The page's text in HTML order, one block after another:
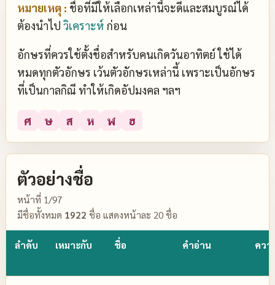
หมายเหตุ : ชื่อที่มีให้เลือกเหล่านี้จะดีและสมบูรณ์ได้
ต้องนำไป วิเคราะห์ ก่อน
อักษรที่ควรใช้ตั้งชื่อสำหรับคนเกิดวันอาทิตย์ ใช้ได้
หมดทุกตัวอักษร เว้นตัวอักษรเหล่านี้ เพราะเป็นอักษร
ที่เป็นกาลกิณี ทำให้เกิดอัปมงคล ฯลฯ
ศ ษ ส ห ฬ ฮ
ตัวอย่างชื่อ
หน้าที่ 1/97
มีชื่อทั้งหมด 1922 ชื่อ แสดงหน้าละ 20 ชื่อ
ลำดับ เหมาะกับ ชื่อ คำอ่าน คว